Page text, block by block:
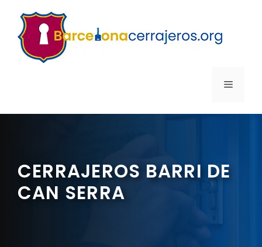
contenido
MENÚ
CERRAJEROS BARRI DE
CAN SERRA